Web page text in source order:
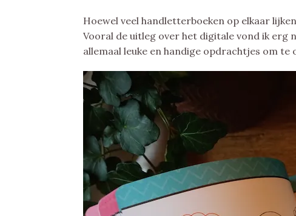
Hoewel veel handletterboeken op elkaar
Vooral de uitleg over het digitale vond ik erg
allemaal leuke en handige opdrachtjes om